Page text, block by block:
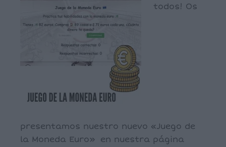
todos! Os
presentamos nuestro nuevo «Juego de
la Moneda Euro» en nuestra página